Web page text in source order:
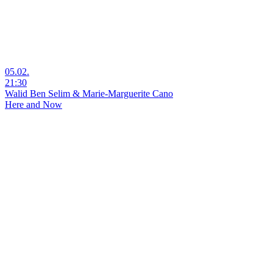
05.02.
21:30
Walid Ben Selim & Marie-Marguerite Cano
Here and Now